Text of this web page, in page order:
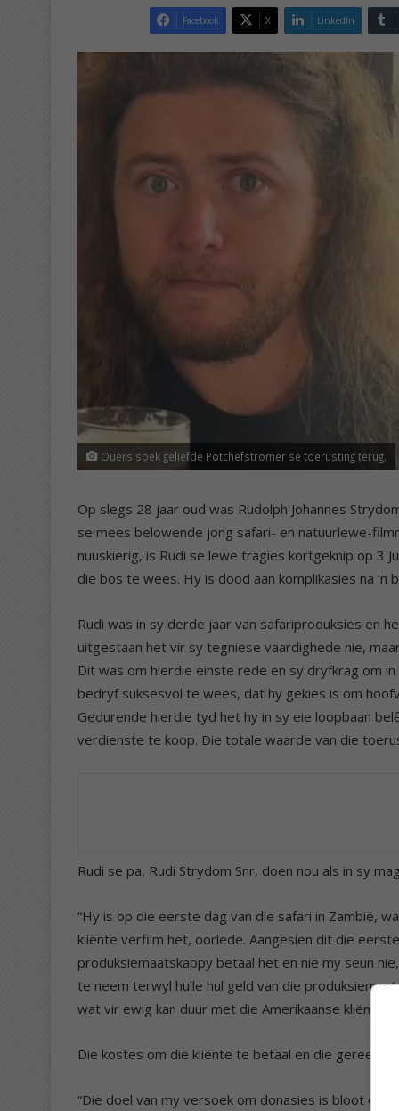
Facebook X LinkedIn
Ouers soek geliefde Potchefstromer se toerusting terug.
Op slegs 28 jaar oud was Rudolph Johannes
se mees belowende jong safari- en natuurlewe-
nuuskierig, is Rudi se lewe tragies kortgeknip op 3
die bos te wees. Hy is dood aan komplikasies na ‘n
Rudi was in sy derde jaar van safariproduksies en
uitgestaan het vir sy tegniese vaardighede nie,
Dit was om hierdie einste rede en sy dryfkrag om
bedryf suksesvol te wees, dat hy gekies is om
Gedurende hierdie tyd het hy in sy eie loopbaan
verdienste te koop. Die totale waarde van die
Rudi se pa, Rudi Strydom Snr, doen nou als in sy
“Hy is op die eerste dag van die safari in Zambië,
kliënte verfilm het, oorlede. Aangesien dit die
produksiemaatskappy betaal het en nie my seun
te neem terwyl hulle hul geld van die
wat vir ewig kan duur met die Amerikaanse kliënte
Die kostes om die kliënte te betaal en die
“Die doel van my versoek om donasies is bloot om